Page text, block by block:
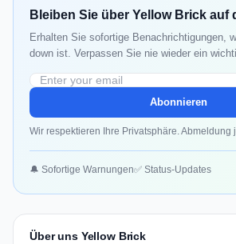
Bleiben Sie über Yellow Brick auf
Erhalten Sie sofortige Benachrichtigungen,
down ist. Verpassen Sie nie wieder ein
Abonnieren
Wir respektieren Ihre Privatsphäre. Abmeldung
🔔 Sofortige Warnungen✅ Status-Updates
Über uns Yellow Brick